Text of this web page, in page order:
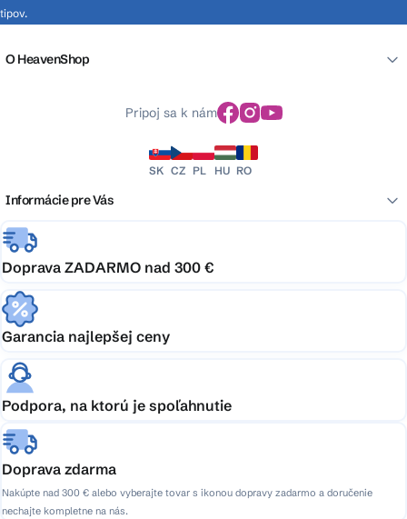
tipov.
O HeavenShop
Pripoj sa k nám
SK CZ PL HU RO
Informácie pre Vás
Doprava ZADARMO nad 300 €
Garancia najlepšej ceny
Podpora, na ktorú je spoľahnutie
Doprava zdarma
Nakúpte nad 300 € alebo vyberajte tovar s ikonou dopravy zadarmo a doručenie
nechajte kompletne na nás.